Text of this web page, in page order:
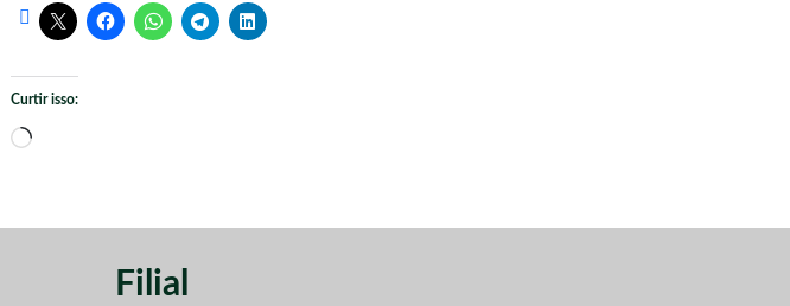
Curtir isso:
Carregando...
Filial